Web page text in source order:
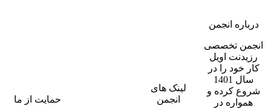
درباره انجمن
انجمن تخصصی
رزیدنت اویل
کار خود را در
سال 1401
شروع کرده و
همواره در
لینک های
انجمن
حمایت از ما